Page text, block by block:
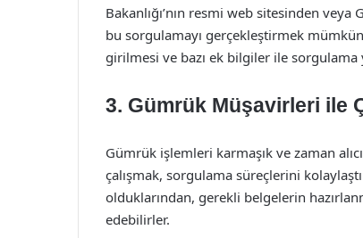
Bakanlığı’nın resmi web sitesinden
bu sorgulamayı gerçekleştirmek
girilmesi ve bazı ek bilgiler ile sorgulama
3. Gümrük Müşavirleri ile
Gümrük işlemleri karmaşık ve zaman
çalışmak, sorgulama süreçlerini
olduklarından, gerekli belgelerin
edebilirler.